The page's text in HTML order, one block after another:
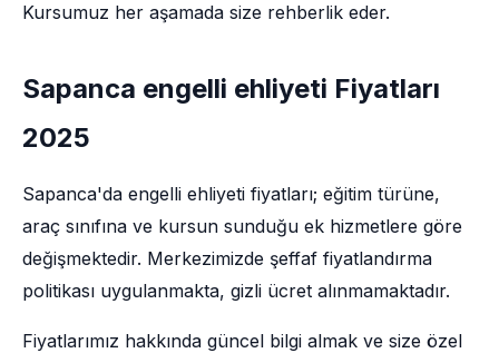
Kursumuz her aşamada size rehberlik eder.
Sapanca engelli ehliyeti Fiyatları
2025
Sapanca'da engelli ehliyeti fiyatları; eğitim türüne,
araç sınıfına ve kursun sunduğu ek hizmetlere göre
değişmektedir. Merkezimizde şeffaf fiyatlandırma
politikası uygulanmakta, gizli ücret alınmamaktadır.
Fiyatlarımız hakkında güncel bilgi almak ve size özel